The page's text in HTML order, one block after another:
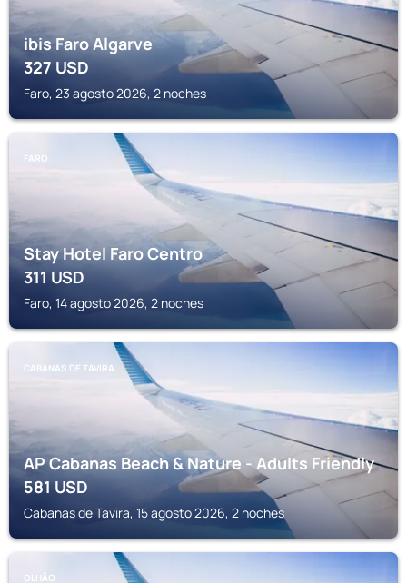
ibis Faro Algarve
327USD
Faro, 23 agosto 2026, 2 noches
FARO
Stay Hotel Faro Centro
311USD
Faro, 14 agosto 2026, 2 noches
CABANAS DE TAVIRA
AP Cabanas Beach & Nature - Adults Friendly
581USD
Cabanas de Tavira, 15 agosto 2026, 2 noches
OLHĂO